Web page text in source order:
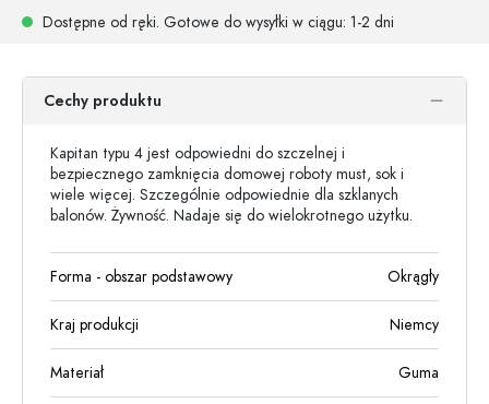
Dostępne od ręki. Gotowe do wysyłki w ciągu: 1-2 dni
Cechy produktu
Kapitan typu 4 jest odpowiedni do szczelnej i
bezpiecznego zamknięcia domowej roboty must, sok i
wiele więcej. Szczególnie odpowiednie dla szklanych
balonów. Żywność. Nadaje się do wielokrotnego użytku.
Forma - obszar podstawowy Okrągły
Kraj produkcji Niemcy
Materiał Guma